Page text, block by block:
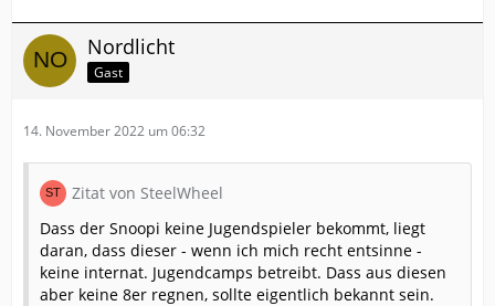
Nordlicht
Gast
14. November 2022 um 06:32
Zitat von SteelWheel
Dass der Snoopi keine Jugendspieler bekommt, liegt
daran, dass dieser - wenn ich mich recht entsinne -
keine internat. Jugendcamps betreibt. Dass aus diesen
aber keine 8er regnen, sollte eigentlich bekannt sein.